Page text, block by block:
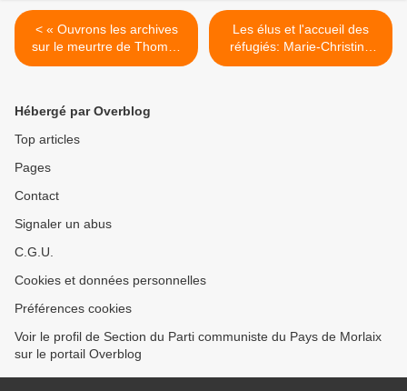
< « Ouvrons les archives
sur le meurtre de Thomas
Sankara » (Vincent
Les élus et l'accueil des
réfugiés: Marie-Christine
Vergiat, députée
Hébergé par Overblog
Top articles
Pages
Contact
Signaler un abus
C.G.U.
Cookies et données personnelles
Préférences cookies
Voir le profil de Section du Parti communiste du Pays de Morlaix
sur le portail Overblog